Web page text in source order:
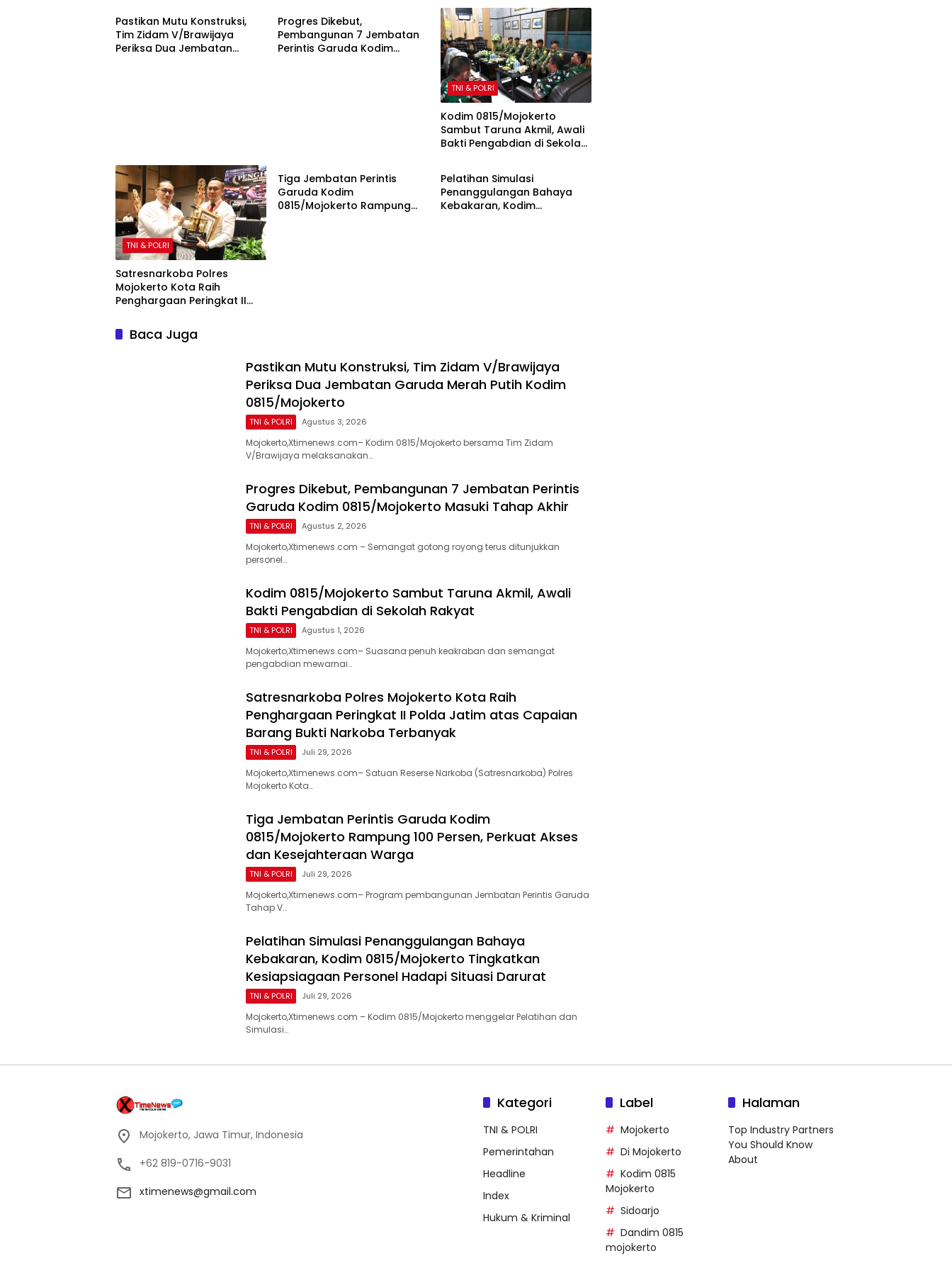
Pastikan Mutu Konstruksi,
Tim Zidam V/Brawijaya
Periksa Dua Jembatan
Progres Dikebut,
Pembangunan 7 Jembatan
Perintis Garuda Kodim
TNI & POLRI
Kodim 0815/Mojokerto
Sambut Taruna Akmil, Awali
Bakti Pengabdian di Sekolah
TNI & POLRI
Satresnarkoba Polres
Mojokerto Kota Raih
Penghargaan Peringkat II
Barang Bukti Narkoba
Terbanyak
Tiga Jembatan Perintis
Garuda Kodim
0815/Mojokerto Rampung
TNI & POLRI
Pelatihan Simulasi
Penanggulangan Bahaya
Kebakaran, Kodim
Baca Juga
Pastikan Mutu Konstruksi, Tim Zidam V/Brawijaya
Periksa Dua Jembatan Garuda Merah Putih Kodim
0815/Mojokerto
TNI & POLRI Agustus 3, 2026
Mojokerto,Xtimenews.com– Kodim 0815/Mojokerto bersama Tim Zidam
V/Brawijaya melaksanakan…
Progres Dikebut, Pembangunan 7 Jembatan Perintis
Garuda Kodim 0815/Mojokerto Masuki Tahap Akhir
TNI & POLRI Agustus 2, 2026
Mojokerto,Xtimenews.com – Semangat gotong royong terus ditunjukkan
personel…
Kodim 0815/Mojokerto Sambut Taruna Akmil, Awali
Bakti Pengabdian di Sekolah Rakyat
TNI & POLRI Agustus 1, 2026
Mojokerto,Xtimenews.com– Suasana penuh keakraban dan semangat
pengabdian mewarnai…
Satresnarkoba Polres Mojokerto Kota Raih
Penghargaan Peringkat II Polda Jatim atas Capaian
Barang Bukti Narkoba Terbanyak
TNI & POLRI Juli 29, 2026
Mojokerto,Xtimenews.com– Satuan Reserse Narkoba (Satresnarkoba) Polres
Mojokerto Kota…
Tiga Jembatan Perintis Garuda Kodim
0815/Mojokerto Rampung 100 Persen, Perkuat Akses
dan Kesejahteraan Warga
TNI & POLRI Juli 29, 2026
Mojokerto,Xtimenews.com– Program pembangunan Jembatan Perintis Garuda
Tahap V…
Pelatihan Simulasi Penanggulangan Bahaya
Kebakaran, Kodim 0815/Mojokerto Tingkatkan
Kesiapsiagaan Personel Hadapi Situasi Darurat
TNI & POLRI Juli 29, 2026
Mojokerto,Xtimenews.com – Kodim 0815/Mojokerto menggelar Pelatihan dan
Simulasi…
Mojokerto, Jawa Timur, Indonesia
+62 819-0716-9031
xtimenews@gmail.com
Kategori
TNI & POLRI
Pemerintahan
Headline
Index
Hukum & Kriminal
Label
Mojokerto
Di Mojokerto
Kodim 0815
Mojokerto
Sidoarjo
Dandim 0815
mojokerto
Halaman
Top Industry Partners
You Should Know
About